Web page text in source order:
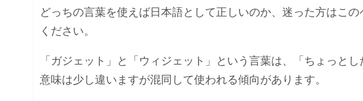
どっちの言葉を使えば日本語として正しいのか、迷った方はこ
ください。
「ガジェット」と「ウィジェット」という言葉は、「ちょっと
意味は少し違いますが混同して使われる傾向があります。